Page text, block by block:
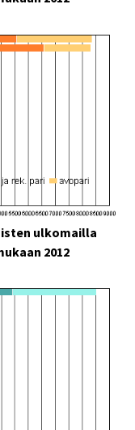
ulkomailla
2012